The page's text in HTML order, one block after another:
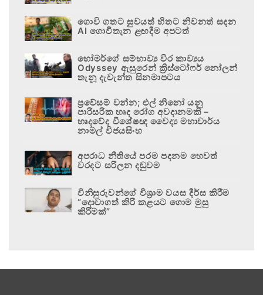
ගොවි ගතට සුවයත් හිතට නිවනත් සදන
AI ගොවිතැන ළඟදීම අපටත්
හෝමර්ගේ සම්භාව්‍ය වීර කාව්‍යය
Odyssey ඇසුරෙන් ක්‍රිස්ටෝෆර් නෝලන්
තැනූ දැවැන්ත සිනමාපටය
ප්‍රවේසම් වන්න; එල් නිනෝ යනු
පාරිසරික හෘද රෝග අවදානමකි –
හෘදවේද විශේෂඥ වෛද්‍ය මහාචාර්ය
නාමල් විජයසිංහ
අපරාධ නීතියේ පරම පදනම හෙවත්
වරදට සරිලන දඬුවම
විනිසුරුවන්ගේ විශ්‍රාම වයස දීර්ඝ කිරීම
“දොවාගත් කිරි කළයට ගොම මුසු
කිරීමක්”